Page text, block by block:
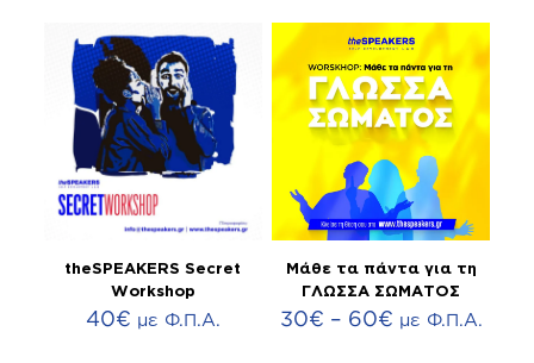
theSPEAKERS Secret
Workshop
40€ με Φ.Π.Α.
Μάθε τα πάντα για τη
ΓΛΩΣΣΑ ΣΩΜΑΤΟΣ
30€ – 60€Price
με Φ.Π.Α.